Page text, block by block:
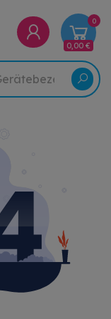
0
0,00 €